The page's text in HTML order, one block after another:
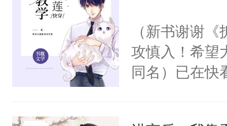
（新书谢谢
攻慎入！希望
同名）已在快